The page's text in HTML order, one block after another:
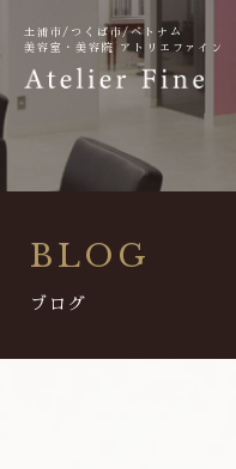
土浦市/つくば市/ベトナム
美容室・美容院 アトリエファイン
BLOG
ブログ